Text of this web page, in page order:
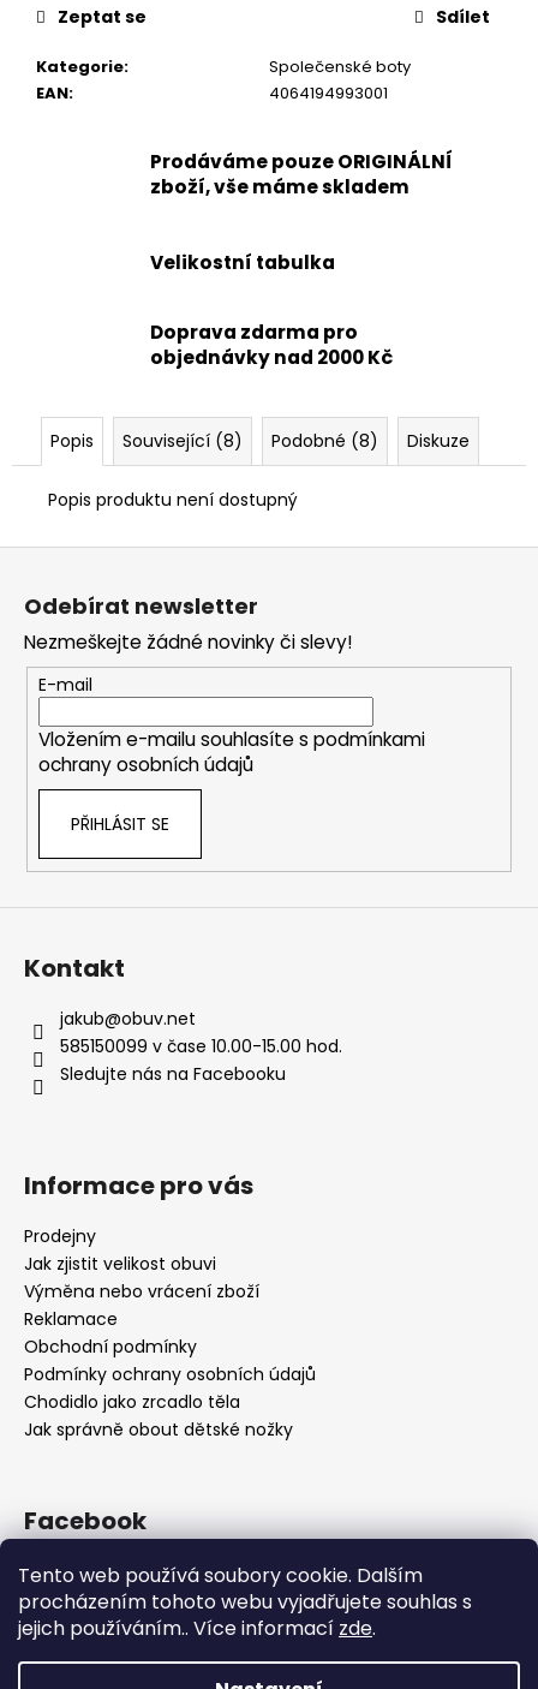
Tento web používá soubory cookie. Dalším
procházením tohoto webu vyjadřujete souhlas s
jejich používáním.. Více informací zde.
Kategorie:
Společenské boty
EAN: 4064194993001
Zeptat se Sdílet
Prodáváme pouze ORIGINÁLNÍ
zboží, vše máme skladem
Velikostní tabulka
Doprava zdarma pro
objednávky nad 2000 Kč
Popis Související (8) Podobné (8) Diskuze
Popis produktu není dostupný
Z
Odebírat newsletter
Nezmeškejte žádné novinky či slevy!
E-mail
Vložením e-mailu souhlasíte s podmínkami
ochrany osobních údajů
PŘIHLÁSIT SE
Kontakt
jakub@obuv.net
585150099 v čase 10.00-15.00 hod.
Sledujte nás na Facebooku
Informace pro vás
Prodejny
Jak zjistit velikost obuvi
Výměna nebo vrácení zboží
Reklamace
Obchodní podmínky
Podmínky ochrany osobních údajů
Chodidlo jako zrcadlo těla
Jak správně obout dětské nožky
Facebook